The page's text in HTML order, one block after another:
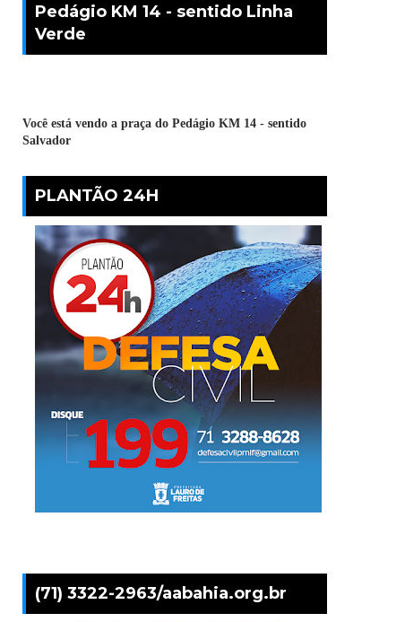
Pedágio KM 14 - sentido Linha
Verde
Você está vendo a praça do Pedágio KM 14 - sentido
Salvador
PLANTÃO 24H
(71) 3322-2963/aabahia.org.br